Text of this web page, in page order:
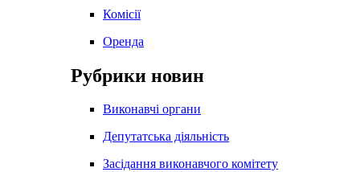
Комісії
Оренда
Рубрики новин
Виконавчі органи
Депутатська діяльність
Засідання виконавчого комітету